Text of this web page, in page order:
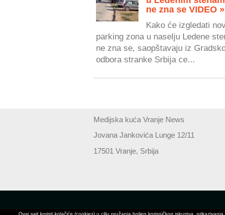
ne zna se VIDEO »
Kako će izgledati
parking zona u naselju Ledene
ne zna se, saopštavaju iz
odbora stranke Srbija ce...
Medijska kuća Vranje News
Jovana Jankovića Lunge 12/11
17501 Vranje, Srbija
Ovaj sajt koristi kolačiće (cookies) u cilju pružanja boljeg korisničkog iskustva,